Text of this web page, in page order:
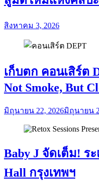
สิงหาคม 3, 2026
เก็บตก คอนเสิร์ต
Not Smoke, But
มิถุนายน 22, 2026มิถุนายน
Baby J จัดเต็ม! ร
Hall กรุงเทพฯ